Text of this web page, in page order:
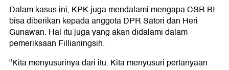
Dalam kasus ini, KPK juga mendalami mengapa CSR BI
bisa diberikan kepada anggota DPR Satori dan Heri
Gunawan. Hal itu juga yang akan didalami dalam
pemeriksaan Fillianingsih.
"Kita menyusurinya dari itu. Kita menyusuri pertanyaan